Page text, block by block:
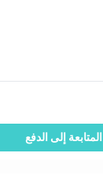
المتابعة إلى الدفع